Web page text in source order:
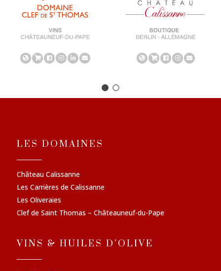
LES DOMAINES
Château Calissanne
Les Carrières de Calissanne
Les Oliveraies
Clef de Saint Thomas – Châteauneuf-du-Pape
VINS & HUILES D'OLIVE